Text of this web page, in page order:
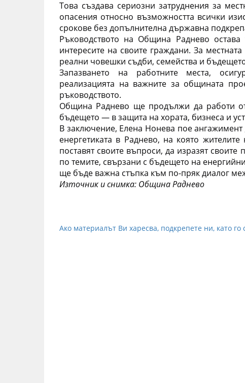
Това създава сериозни затруднения за
опасения относно възможността всички
срокове без допълнителна държавна
Ръководството на Община Раднево
интересите на своите граждани. За
реални човешки съдби, семейства и
Запазването на работните места,
реализацията на важните за общината
ръководството.
Община Раднево ще продължи да работи
бъдещето — в защита на хората, бизнеса и
В заключение, Елена Нонева пое
енергетиката в Раднево, на която
поставят своите въпроси, да изразят
по темите, свързани с бъдещето на
ще бъде важна стъпка към по-пряк диалог
Източник и снимка: Община Раднево
Ако материалът Ви харесва, подкрепете ни, като го